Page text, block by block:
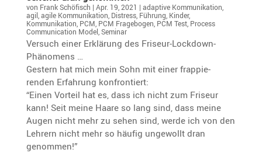
von Frank Schöfisch | Apr. 19, 2021 | adaptive Kommunikation,
agil,agile Kommunikation, Distress, Führung, Kinder,
Kommunikation, PCM, PCM Fragebogen, PCM Test, Process
Communication Model,Seminar
Versuch einer Erklä­rung des Friseur-Lockdown-
Phänomens …
Gestern hat mich mein Sohn mit einer frappie­
renden Erfah­rung konfrontiert:
“Einen Vorteil hat es, dass ich nicht zum Friseur
kann! Seit meine Haare so lang sind, dass meine
Augen nicht mehr zu sehen sind, werde ich von den
Lehrern nicht mehr so häufig ungewollt dran
genommen!”